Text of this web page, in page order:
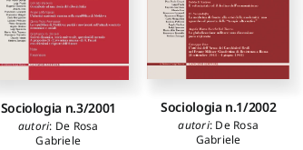
Sociologia n.3/2001
autori: De Rosa
Gabriele
Sociologia n.1/2002
autori: De Rosa
Gabriele